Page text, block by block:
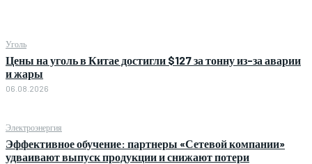
Уголь
Цены на уголь в Китае достигли $127 за тонну из-за аварии
и жары
06.08.2026
Электроэнергия
Эффективное обучение: партнеры «Сетевой компании»
удваивают выпуск продукции и снижают потери